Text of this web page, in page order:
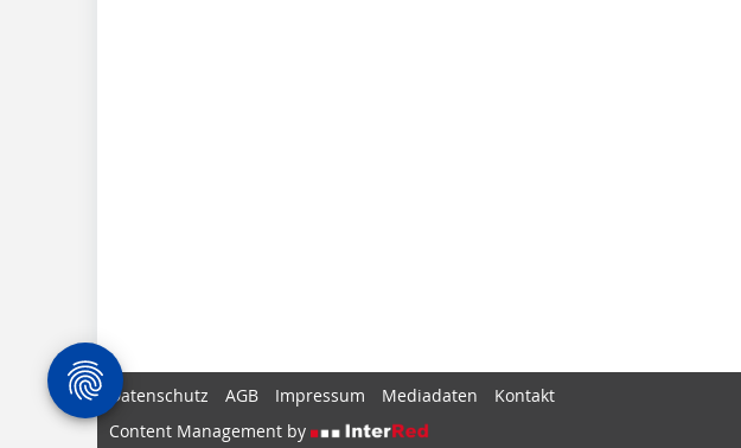
Datenschutz AGB Impressum Mediadaten
Kontakt
Content Management by